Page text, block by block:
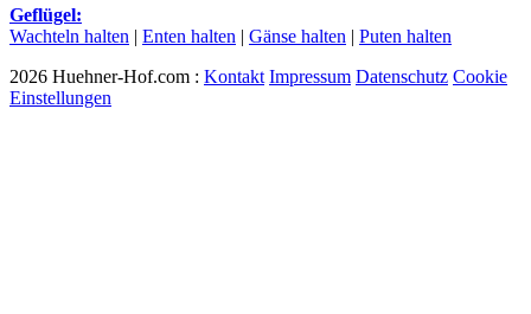
Geflügel:
Wachteln halten | Enten halten | Gänse halten | Puten halten
2026 Huehner-Hof.com : Kontakt Impressum Datenschutz Cookie
Einstellungen